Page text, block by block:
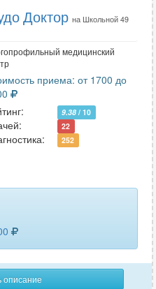
22
35
64
16
Доктор на Школьной 49
медицинский
приема: от 1700 до
9.38 / 10
22
252
описание